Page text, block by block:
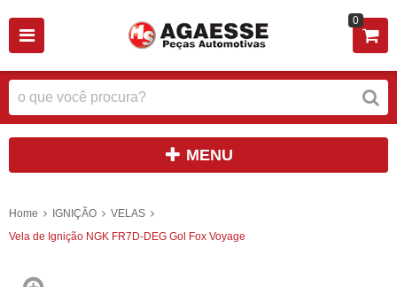
0
MENU
Home IGNIÇÃO
VELAS
Vela de Ignição NGK FR7D-DEG Gol Fox Voyage